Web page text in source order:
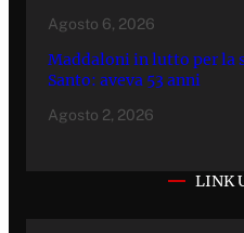
Agosto 6, 2026
Maddaloni in lutto per la
Santo: aveva 53 anni
Agosto 2, 2026
LINK